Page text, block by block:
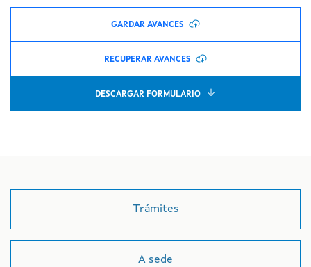
GARDAR AVANCES
RECUPERAR AVANCES
DESCARGAR FORMULARIO
Trámites
A sede